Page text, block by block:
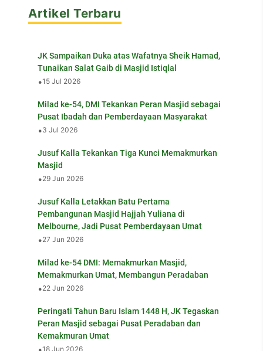
Artikel Terbaru
JK Sampaikan Duka atas Wafatnya Sheik Hamad,
Tunaikan Salat Gaib di Masjid Istiqlal
•15 Jul 2026
Milad ke-54, DMI Tekankan Peran Masjid sebagai
Pusat Ibadah dan Pemberdayaan Masyarakat
•3 Jul 2026
Jusuf Kalla Tekankan Tiga Kunci Memakmurkan
Masjid
•29 Jun 2026
Jusuf Kalla Letakkan Batu Pertama
Pembangunan Masjid Hajjah Yuliana di
Melbourne, Jadi Pusat Pemberdayaan Umat
•27 Jun 2026
Milad ke-54 DMI: Memakmurkan Masjid,
Memakmurkan Umat, Membangun Peradaban
•22 Jun 2026
Peringati Tahun Baru Islam 1448 H, JK Tegaskan
Peran Masjid sebagai Pusat Peradaban dan
Kemakmuran Umat
18 Jun 2026